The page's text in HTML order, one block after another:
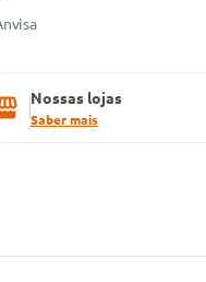
Nossas lojas
Saber mais